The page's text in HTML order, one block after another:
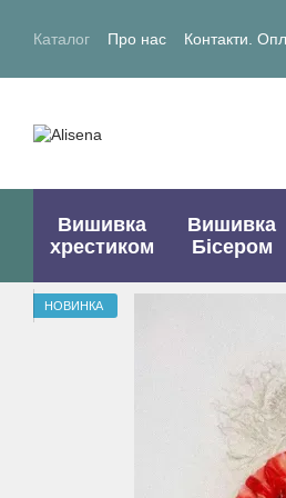
Каталог
Про нас Контакти.
Вишивка
хрестиком
Вишивка
Бісером
НОВИНКА